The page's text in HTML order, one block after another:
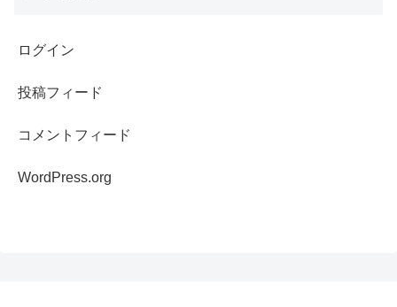
ログイン
投稿フィード
コメントフィード
WordPress.org